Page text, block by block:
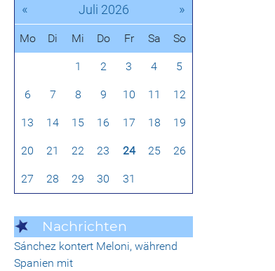
« Juli 2026 »
Mo Di Mi Do Fr Sa So
1 2 3 4 5
6 7 8 9 10 11 12
13 14 15 16 17 18 19
20 21 22 23 24 25 26
27 28 29 30 31
Nachrichten
Sánchez kontert Meloni, während
Spanien mit